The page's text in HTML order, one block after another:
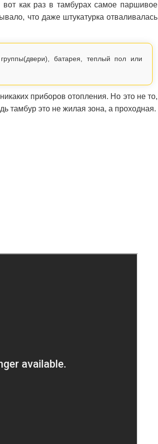
как раз в тамбурах самое паршивое
что даже штукатурка отваливалась
батарея, теплый пол или
приборов отопления. Но это не то,
тамбур это не жилая зона, а проходная.